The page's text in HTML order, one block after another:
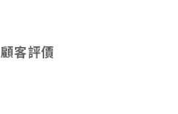
顧客評價